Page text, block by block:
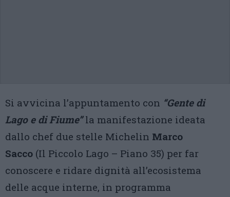
Si avvicina l’appuntamento con “Gente di
Lago e di Fiume”la manifestazione ideata
dallo chef due stelle Michelin Marco
Sacco (Il Piccolo Lago – Piano 35) per far
conoscere e ridare dignità all’ecosistema
delle acque interne, in programma